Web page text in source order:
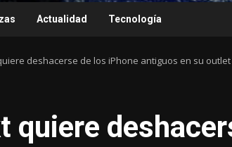
Actualidad Tecnología
deshacerse de los iPhone antiguos en su
quiere